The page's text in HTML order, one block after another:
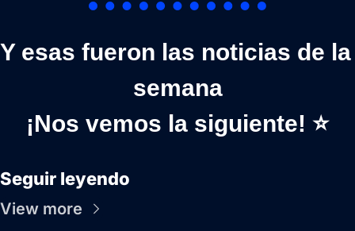
Y esas fueron las noticias de la
semana
¡Nos vemos la siguiente! ⭐
Seguir leyendo
View more